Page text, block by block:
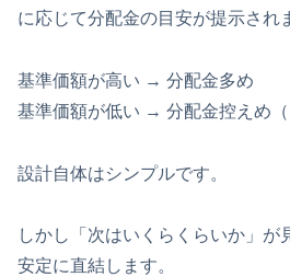
に応じて分配金の目安が提示され
基準価額が高い → 分配金多め
基準価額が低い → 分配金控えめ（
設計自体はシンプルです。
しかし「次はいくらくらいか」が
安定に直結します。